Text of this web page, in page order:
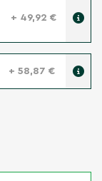
+ 49,92 €
+ 58,87 €